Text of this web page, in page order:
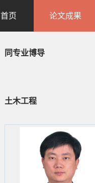
首页 论文成果
同专业博导
土木工程